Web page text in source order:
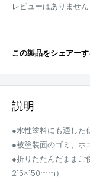
レビューはありません
この製品をシェアー
説明
●水性塗料にも適した
●被塗装面のゴミ、ホ
●折りたたんだままご
215×150mm）